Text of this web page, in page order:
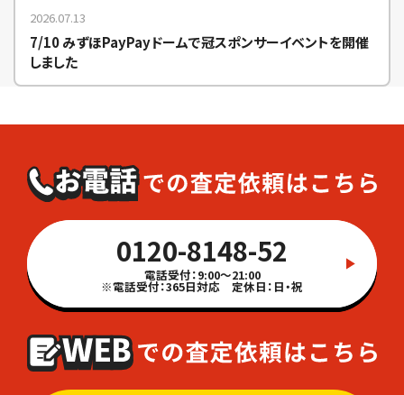
2026.07.13
7/10 みずほPayPayドームで冠スポンサーイベントを開催
しました
0120-8148-52
電話受付：9:00～21:00
※電話受付：365日対応 定休日：日・祝